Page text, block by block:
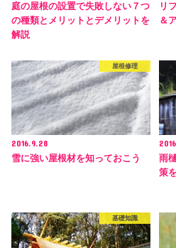
庭の屋根の設置で失敗しない７つ
の種類とメリットとデメリットを
解説
リ
＆
屋根修理
2016.9.28
雪に強い屋根材を知っておこう
雨
策
基礎知識